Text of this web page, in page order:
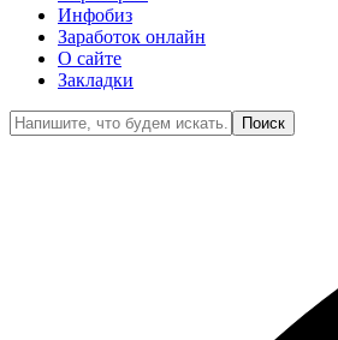
Инфобиз
Заработок онлайн
О сайте
Закладки